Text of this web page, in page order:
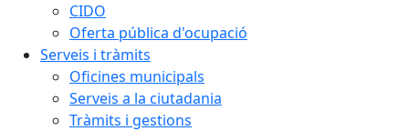
CIDO
Oferta pública d'ocupació
Serveis i tràmits
Oficines municipals
Serveis a la ciutadania
Tràmits i gestions